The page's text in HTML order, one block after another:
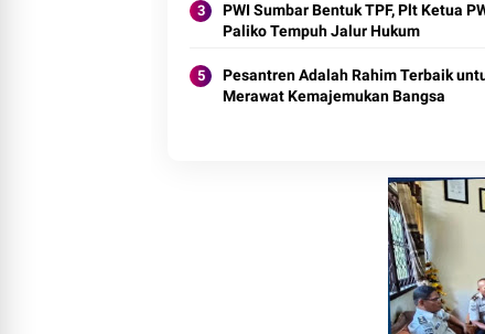
PWI Sumbar Bentuk TPF, Plt Ketua
Paliko Tempuh Jalur Hukum
Pesantren Adalah Rahim Terbaik
Merawat Kemajemukan Bangsa